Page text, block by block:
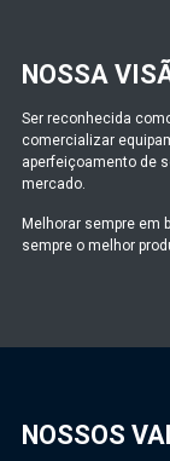
NOSSA
Ser reconhecida
comercializar
aperfeiçoamento de
mercado.
Melhorar sempre em
sempre o melhor
NOSSOS